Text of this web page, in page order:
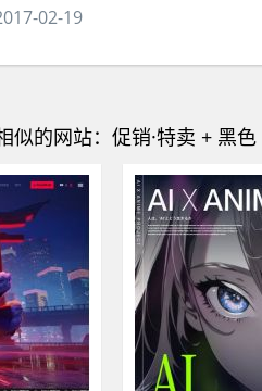
02-19
似的网站：促销·特卖 + 黑色